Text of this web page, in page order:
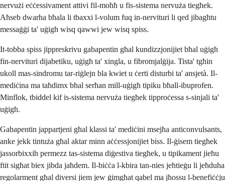
nervużi eċċessivament attivi fil-moħħ u fis-sistema nervuża tiegħek.
Aħseb dwarha bħala li tbaxxi l-volum fuq in-nervituri li qed jibagħtu
messaġġi ta' uġigħ wisq qawwi jew wisq spiss.
It-tobba spiss jippreskrivu gabapentin għal kundizzjonijiet bħal uġigħ
fin-nervituri dijabetiku, uġigħ ta' xingla, u fibromjalġija. Tista' tgħin
ukoll mas-sindromu tar-riġlejn bla kwiet u ċerti disturbi ta' ansjetà. Il-
mediċina ma taħdimx bħal serħan mill-uġigħ tipiku bħall-ibuprofen.
Minflok, tbiddel kif is-sistema nervuża tiegħek tipproċessa s-sinjali ta'
uġigħ.
Gabapentin jappartjeni għal klassi ta' mediċini msejħa anticonvulsants,
anke jekk tintuża għal aktar minn aċċessjonijiet biss. Il-ġisem tiegħek
jassorbixxih permezz tas-sistema diġestiva tiegħek, u tipikament jieħu
ftit sigħat biex jibda jaħdem. Il-biċċa l-kbira tan-nies jeħtieġu li jeħduha
regolarment għal diversi jiem jew ġimgħat qabel ma jħossu l-benefiċċju